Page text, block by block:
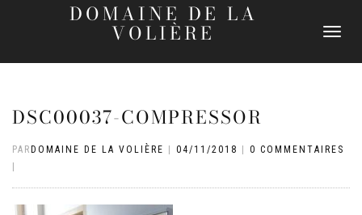
DOMAINE DE LA
VOLIÈRE
DÉPLIER
DSC00037-COMPRESSOR
PAR DOMAINE DE LA VOLIÈRE 04/11/2018
0 COMMENTAIRES